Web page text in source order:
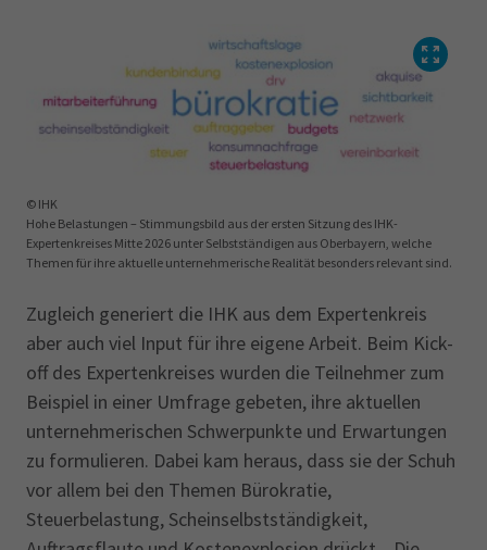
Hohe Belastungen – Stimmungsbild aus der ersten Sitzung des IHK-
Expertenkreises Mitte 2026 unter Selbstständigen aus Oberbayern, welche
Themen für ihre aktuelle unternehmerische Realität besonders relevant sind.
© IHK
Zugleich generiert die IHK aus dem Expertenkreis
aber auch viel Input für ihre eigene Arbeit. Beim Kick-
off des Expertenkreises wurden die Teilnehmer zum
Beispiel in einer Umfrage gebeten, ihre aktuellen
unternehmerischen Schwerpunkte und Erwartungen
zu formulieren. Dabei kam heraus, dass sie der Schuh
vor allem bei den Themen Bürokratie,
Steuerbelastung, Scheinselbstständigkeit,